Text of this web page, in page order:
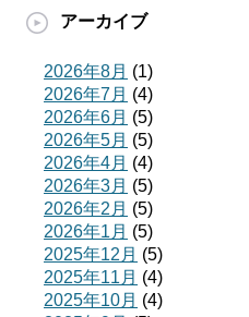
アーカイブ
2026年8月 (1)
2026年7月 (4)
2026年6月 (5)
2026年5月 (5)
2026年4月 (4)
2026年3月 (5)
2026年2月 (5)
2026年1月 (5)
2025年12月 (5)
2025年11月 (4)
2025年10月 (4)